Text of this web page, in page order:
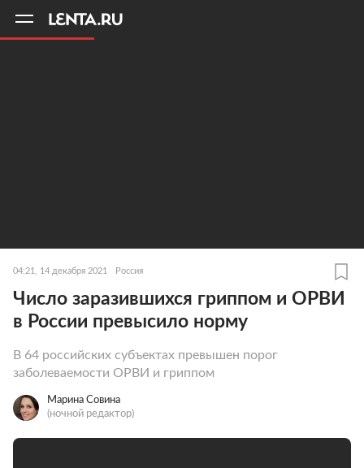
04:21, 14 декабря 2021 Россия
Число заразившихся гриппом и ОРВИ
в России превысило норму
В 64 российских субъектах превышен порог
заболеваемости ОРВИ и гриппом
Марина Совина
(ночной редактор)